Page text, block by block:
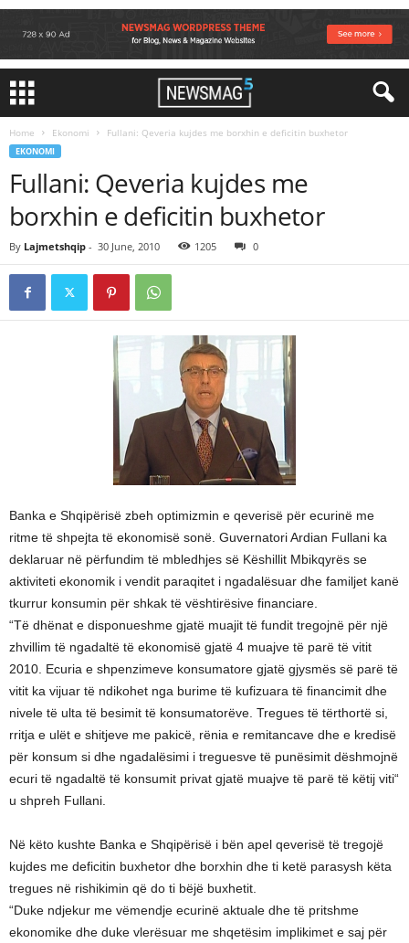
Home Ekonomi Fullani: Qeveria kujdes me borxhin e deficitin buxhetor
EKONOMI
Fullani: Qeveria kujdes me
borxhin e deficitin buxhetor
By Lajmetshqip - 30 June, 2010 1205 0
Banka e Shqipërisë zbeh optimizmin e qeverisë për ecurinë me
ritme të shpejta të ekonomisë sonë. Guvernatori Ardian Fullani ka
deklaruar në përfundim të mbledhjes së Këshillit Mbikqyrës se
aktiviteti ekonomik i vendit paraqitet i ngadalësuar dhe familjet kanë
tkurrur konsumin për shkak të vështirësive financiare.
“Të dhënat e disponueshme gjatë muajit të fundit tregojnë për një
zhvillim të ngadaltë të ekonomisë gjatë 4 muajve të parë të vitit
2010. Ecuria e shpenzimeve konsumatore gjatë gjysmës së parë të
vitit ka vijuar të ndikohet nga burime të kufizuara të financimit dhe
nivele të ulta të besimit të konsumatorëve. Tregues të tërthortë si,
rritja e ulët e shitjeve me pakicë, rënia e remitancave dhe e kredisë
për konsum si dhe ngadalësimi i treguesve të punësimit dëshmojnë
ecuri të ngadaltë të konsumit privat gjatë muajve të parë të këtij viti“
u shpreh Fullani.
Në këto kushte Banka e Shqipërisë i bën apel qeverisë të tregojë
kujdes me deficitin buxhetor dhe borxhin dhe ti ketë parasysh këta
tregues në rishikimin që do ti bëjë buxhetit.
“Duke ndjekur me vëmendje ecurinë aktuale dhe të pritshme
ekonomike dhe duke vlerësuar me shqetësim implikimet e saj për